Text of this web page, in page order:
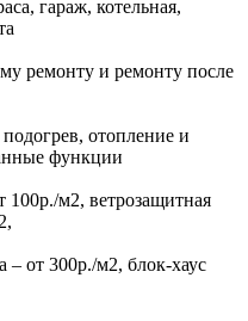
гараж, котельная,
ремонту и ремонту после
отопление и
функции
100р./м2, ветрозащитная
– от 300р./м2, блок-хаус